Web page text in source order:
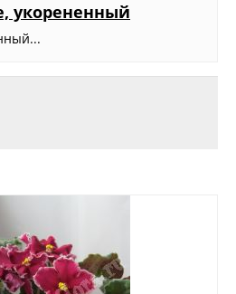
укорененный